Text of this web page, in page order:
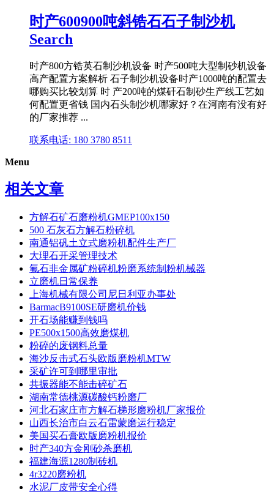
时产600900吨斜锆石石子制沙机
Search
时产800方锆英石制沙机设备 时产500吨大型制砂机设备
高产配置方案解析 石子制沙机设备时产1000吨的配置去
哪购买比较划算 时 产200吨的煤矸石制砂生产线工艺如
何配置更省钱 国内石头制沙机哪家好？在河南有没有好
的厂家推荐 ...
联系电话: 180 3780 8511
Menu
相关文章
方解石矿石磨粉机GMEP100x150
500 石灰石方解石粉碎机
南通铝矾土立式磨粉机配件生产厂
大理石开采管理技术
氟石非金属矿粉碎机粉磨系统制粉机械器
立磨机日常保养
上海机械有限公司尼日利亚办事处
BarmacB9100SE研磨机价钱
开石场能赚到钱吗
PE500x1500高效磨煤机
粉碎的废钢料总量
海沙反击式石头欧版磨粉机MTW
采矿许可到哪里审批
共振器能不能击碎矿石
湖南常德桃源碳酸钙粉磨厂
河北石家庄市方解石梯形磨粉机厂家报价
山西长治市白云石雷蒙磨运行稳定
美国买石膏欧版磨粉机报价
时产340方金刚砂杀磨机
福建海源1280制砖机
4r3220磨粉机
水泥厂皮带安全心得